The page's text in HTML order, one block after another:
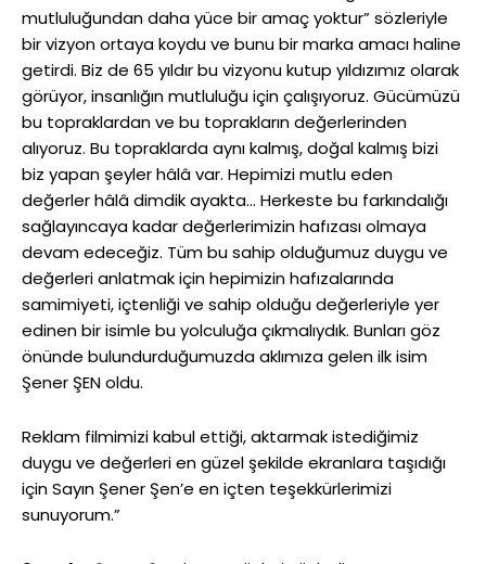
mutluluğundan daha yüce bir amaç yoktur” sözleriyle
bir vizyon ortaya koydu ve bunu bir marka amacı haline
getirdi. Biz de 65 yıldır bu vizyonu kutup yıldızımız olarak
görüyor, insanlığın mutluluğu için çalışıyoruz. Gücümüzü
bu topraklardan ve bu toprakların değerlerinden
alıyoruz. Bu topraklarda aynı kalmış, doğal kalmış bizi
biz yapan şeyler hâlâ var. Hepimizi mutlu eden
değerler hâlâ dimdik ayakta… Herkeste bu farkındalığı
sağlayıncaya kadar değerlerimizin hafızası olmaya
devam edeceğiz. Tüm bu sahip olduğumuz duygu ve
değerleri anlatmak için hepimizin hafızalarında
samimiyeti, içtenliği ve sahip olduğu değerleriyle yer
edinen bir isimle bu yolculuğa çıkmalıydık. Bunları göz
önünde bulundurduğumuzda aklımıza gelen ilk isim
Şener ŞEN oldu.
Reklam filmimizi kabul ettiği, aktarmak istediğimiz
duygu ve değerleri en güzel şekilde ekranlara taşıdığı
için Sayın Şener Şen’e en içten teşekkürlerimizi
sunuyorum.”